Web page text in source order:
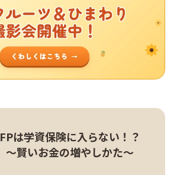
FPは学資保険に入らない！？
～賢いお金の増やしかた～